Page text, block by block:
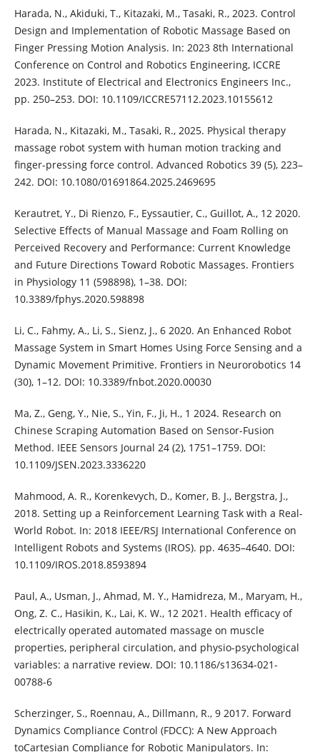
Harada, N., Akiduki, T., Kitazaki, M., Tasaki, R., 2023. Control
Design and Implementation of Robotic Massage Based on
Finger Pressing Motion Analysis. In: 2023 8th International
Conference on Control and Robotics Engineering, ICCRE
2023. Institute of Electrical and Electronics Engineers Inc.,
pp. 250–253. DOI: 10.1109/ICCRE57112.2023.10155612
Harada, N., Kitazaki, M., Tasaki, R., 2025. Physical therapy
massage robot system with human motion tracking and
finger-pressing force control. Advanced Robotics 39 (5), 223–
242. DOI: 10.1080/01691864.2025.2469695
Kerautret, Y., Di Rienzo, F., Eyssautier, C., Guillot, A., 12 2020.
Selective Effects of Manual Massage and Foam Rolling on
Perceived Recovery and Performance: Current Knowledge
and Future Directions Toward Robotic Massages. Frontiers
in Physiology 11 (598898), 1–38. DOI:
10.3389/fphys.2020.598898
Li, C., Fahmy, A., Li, S., Sienz, J., 6 2020. An Enhanced Robot
Massage System in Smart Homes Using Force Sensing and a
Dynamic Movement Primitive. Frontiers in Neurorobotics 14
(30), 1–12. DOI: 10.3389/fnbot.2020.00030
Ma, Z., Geng, Y., Nie, S., Yin, F., Ji, H., 1 2024. Research on
Chinese Scraping Automation Based on Sensor-Fusion
Method. IEEE Sensors Journal 24 (2), 1751–1759. DOI:
10.1109/JSEN.2023.3336220
Mahmood, A. R., Korenkevych, D., Komer, B. J., Bergstra, J.,
2018. Setting up a Reinforcement Learning Task with a Real-
World Robot. In: 2018 IEEE/RSJ International Conference on
Intelligent Robots and Systems (IROS). pp. 4635–4640. DOI:
10.1109/IROS.2018.8593894
Paul, A., Usman, J., Ahmad, M. Y., Hamidreza, M., Maryam, H.,
Ong, Z. C., Hasikin, K., Lai, K. W., 12 2021. Health efficacy of
electrically operated automated massage on muscle
properties, peripheral circulation, and physio-psychological
variables: a narrative review. DOI: 10.1186/s13634-021-
00788-6
Scherzinger, S., Roennau, A., Dillmann, R., 9 2017. Forward
Dynamics Compliance Control (FDCC): A New Approach
toCartesian Compliance for Robotic Manipulators. In: